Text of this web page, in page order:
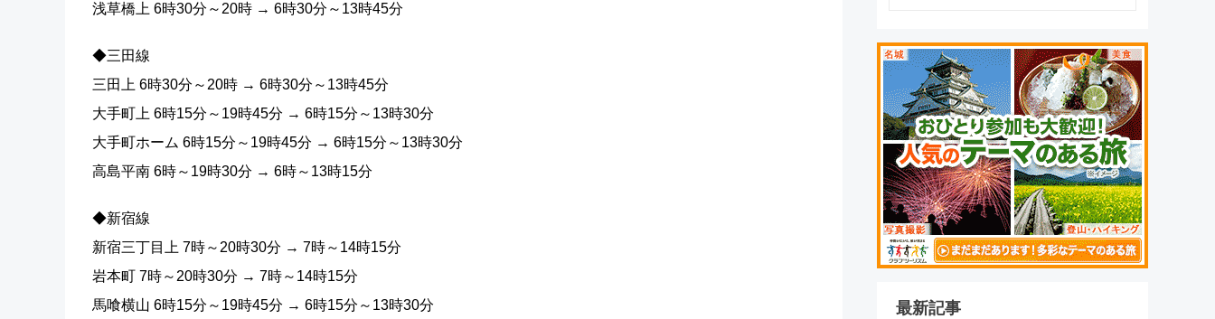
浅草橋上 6時30分～20時 → 6時30分～13時45分
◆三田線
三田上 6時30分～20時 → 6時30分～13時45分
大手町上 6時15分～19時45分 → 6時15分～13時30分
大手町ホーム 6時15分～19時45分 → 6時15分～13時30分
高島平南 6時～19時30分 → 6時～13時15分
◆新宿線
新宿三丁目上 7時～20時30分 → 7時～14時15分
岩本町 7時～20時30分 → 7時～14時15分
馬喰横山 6時15分～19時45分 → 6時15分～13時30分
最新記事